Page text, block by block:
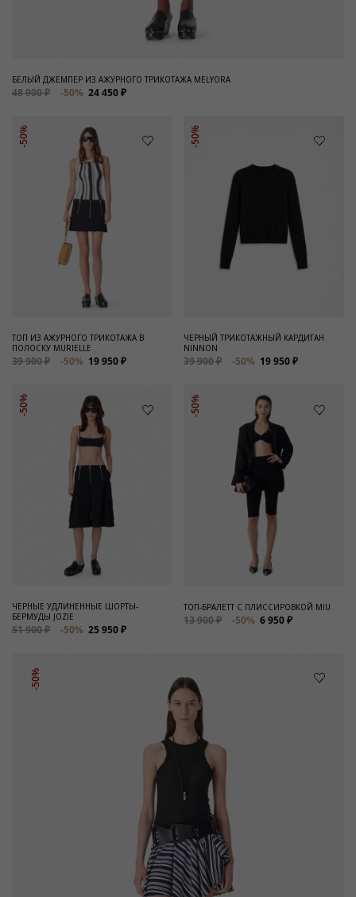
БЕЛЫЙ ДЖЕМПЕР ИЗ АЖУРНОГО ТРИКОТАЖА MELYORA
48 900 ₽ -50% 24 450 ₽
-50%
ТОП ИЗ АЖУРНОГО ТРИКОТАЖА В
ПОЛОСКУ MURIELLE
39 900 ₽ -50% 19 950 ₽
-50%
ЧЕРНЫЙ ТРИКОТАЖНЫЙ КАРДИГАН
NINNON
39 900 ₽ -50% 19 950 ₽
-50%
ЧЕРНЫЕ УДЛИНЕННЫЕ ШОРТЫ-
БЕРМУДЫ JOZIE
51 900 ₽ -50% 25 950 ₽
-50%
ТОП-БРАЛЕТТ С ПЛИССИРОВКОЙ MIU
13 900 ₽ -50% 6 950 ₽
-50%